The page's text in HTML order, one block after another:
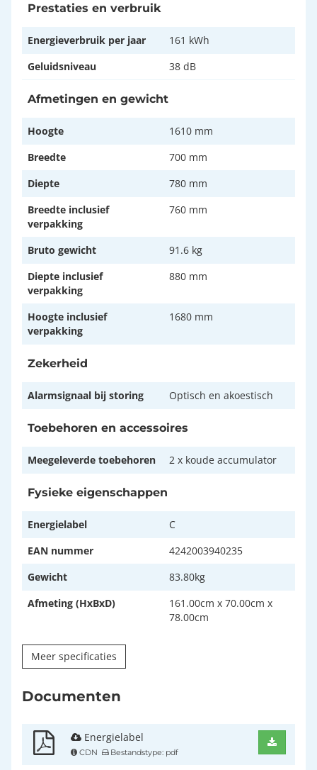
Prestaties en verbruik
Energieverbruik per jaar
161 kWh
Geluidsniveau
38 dB
Afmetingen en gewicht
Hoogte
1610 mm
Breedte
700 mm
Diepte
780 mm
Breedte inclusief
verpakking
760 mm
Bruto gewicht
91.6 kg
Diepte inclusief
verpakking
880 mm
Hoogte inclusief
verpakking
1680 mm
Zekerheid
Alarmsignaal bij storing Optisch en akoestisch
Toebehoren en accessoires
Meegeleverde toebehoren 2 x koude accumulator
Fysieke eigenschappen
Energielabel
C
EAN nummer
4242003940235
Gewicht
83.80kg
Afmeting (HxBxD)
161.00cm x 70.00cm x
78.00cm
Meer specificaties
Documenten
Energielabel
CDN Bestandstype: pdf